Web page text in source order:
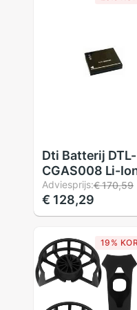
Dti Batterij DTL-
CGAS008 Li-
3.6V-1000Mah.
Adviesprijs:€ 170,59
€ 128,29
19%